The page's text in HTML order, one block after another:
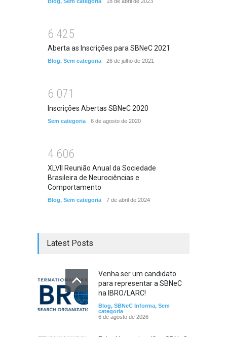
6 425
Aberta as Inscrições para SBNeC 2021
Blog, Sem categoria 26 de julho de 2021
6 071
Inscrições Abertas SBNeC 2020
Sem categoria 6 de agosto de 2020
4 606
XLVII Reunião Anual da Sociedade
Brasileira de Neurociências e
Comportamento
Blog, Sem categoria 7 de abril de 2024
Latest Posts
Venha ser um candidato
para representar a SBNeC
na IBRO/LARC!
Blog, SBNeC Informa, Sem
categoria
6 de agosto de 2026